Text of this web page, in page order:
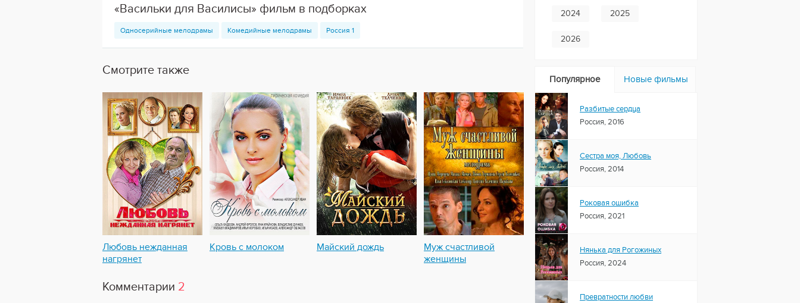
«Васильки для Василисы» фильм в подборках
Односерийные мелодрамы Комедийные мелодрамы Россия 1
Смотрите также
Любовь нежданная
нагрянет
Кровь с молоком Майский дождь
Муж счастливой
женщины
Комментарии 2
2024 2025
2026
Популярное Новые фильмы
Разбитые сердца
Россия, 2016
Сестра моя, Любовь
Россия, 2014
Роковая ошибка
Россия, 2021
Нянька для Рогожиных
Россия, 2024
Превратности любви